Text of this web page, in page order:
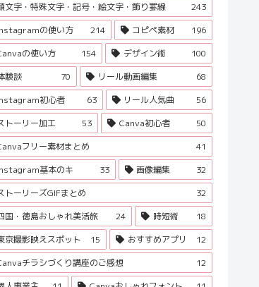
文字・特殊文字・記号・絵文字・飾り罫線
243
の使い方
214 コピペ素材
196
の使い方
154 デザイン術
100
験談
70 リール動画編集
68
初心者
63 リール人気曲
56
トーリー加工
53 Canva初心者
50
フリー素材まとめ
41
基本のキ
33 画像編集
32
トーリーズGIFまとめ
32
国・徳島おしゃれ美活旅
24 時短術
18
京撮影映えスポット
15 おすすめアプリ
12
チラシづくり講座のご感想
12